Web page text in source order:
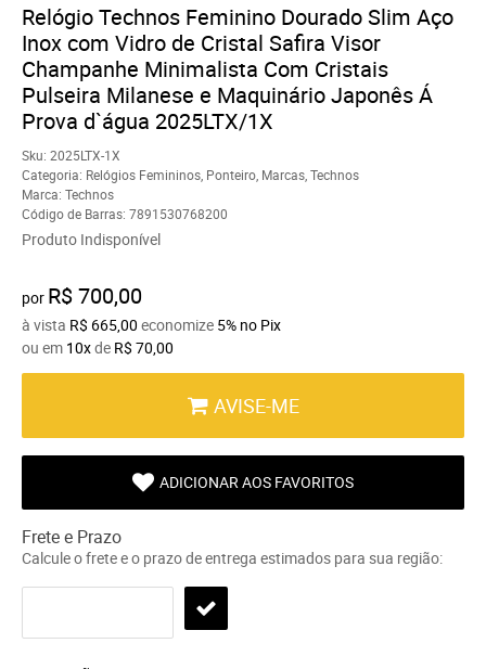
Relógio Technos Feminino Dourado Slim Aço
Inox com Vidro de Cristal Safira Visor
Champanhe Minimalista Com Cristais
Pulseira Milanese e Maquinário Japonês Á
Prova d`água 2025LTX/1X
Sku: 2025LTX-1X
Categoria: Relógios Femininos Ponteiro Marcas Technos
Marca: Technos
Código de Barras: 7891530768200
Produto Indisponível
por R$ 700,00
à vista R$ 665,00 economize 5% no Pix
ou em 10xde R$ 70,00
AVISE-ME
ADICIONAR AOS FAVORITOS
Frete e Prazo
Calcule o frete e o prazo de entrega estimados para sua região: